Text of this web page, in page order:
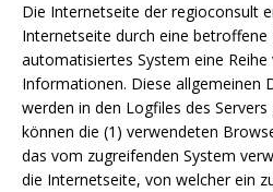
Die Internetseite der regioconsult
Internetseite durch eine betroffene
automatisiertes System eine
Informationen. Diese allgemeinen
werden in den Logfiles des
können die (1) verwendeten
das vom zugreifenden System
die Internetseite, von welcher ein